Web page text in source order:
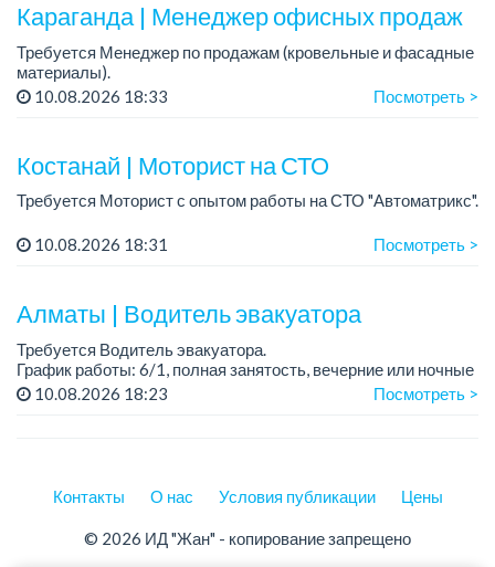
Караганда | Менеджер офисных продаж
Требуется Менеджер по продажам (кровельные и фасадные
материалы).
Место работы: офис продаж в компании
10.08.2026 18:33 Посмотреть >
Костанай | Моторист на СТО
Требуется Моторист с опытом работы на СТО "Автоматрикс".
Условия:
10.08.2026 18:31 Посмотреть >
Алматы | Водитель эвакуатора
Требуется Водитель эвакуатора.
График работы: 6/1, полная занятость, вечерние или ночные
смены.
10.08.2026 18:23 Посмотреть >
Контакты О нас Условия публикации Цены
© 2026 ИД "Жан" - копирование запрещено